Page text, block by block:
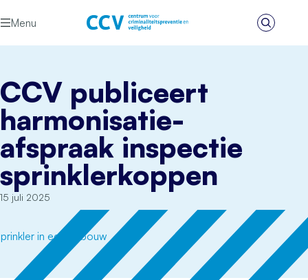
Menu
Zoeken
CCV publiceert
harmonisatie­
afspraak inspectie
sprinklerkoppen
15 juli 2025